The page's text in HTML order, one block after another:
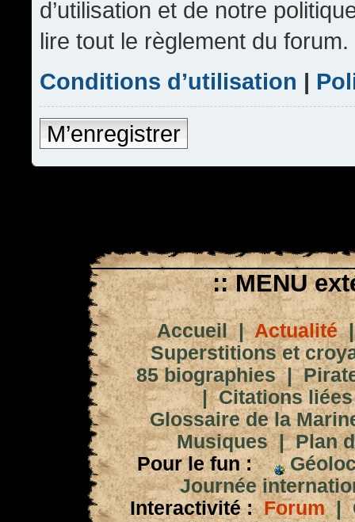
d’utilisation et de notre
lire tout le règlement du forum.
Conditions d’utilisation |
M’enregistrer
:: MENU
Accueil|Actualité
Superstitions et
85 biographies|
|Citations
Glossaire de la
Musiques|Plan
Pour le fun :
Journée
Interactivité : Forum|